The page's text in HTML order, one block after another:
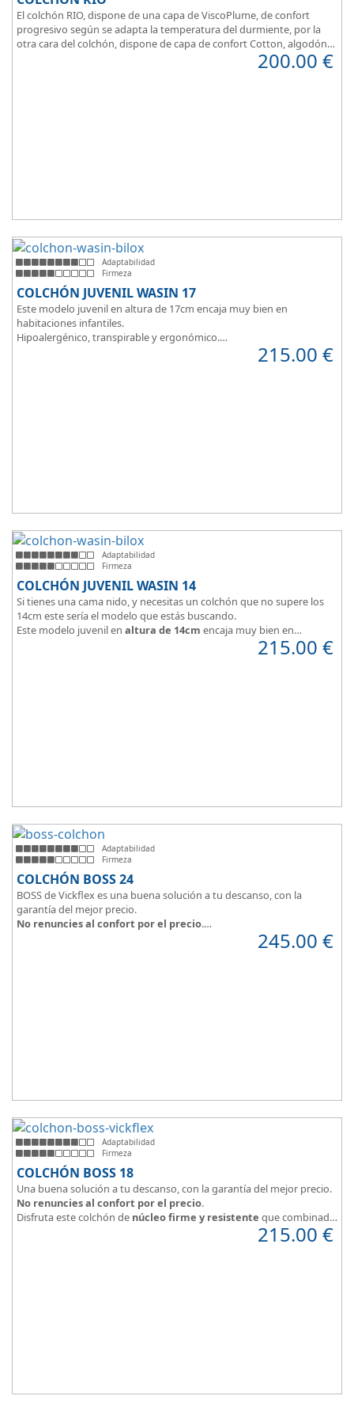
El colchón RIO, dispone de una capa de ViscoPlume, de confort
progresivo según se adapta la temperatura del durmiente, por la
otra cara del colchón, dispone de capa de confort Cotton, algodón
100% que brinda una sensación de confort inmediata.200.00 €
Adaptabilidad
Firmeza
COLCHÓN JUVENIL WASIN 17
Este modelo juvenil en altura de 17cm encaja muy bien en
habitaciones infantiles.
Hipoalergénico, transpirable y ergonómico.
215.00 €
Adaptabilidad
Firmeza
COLCHÓN JUVENIL WASIN 14
Si tienes una cama nido, y necesitas un colchón que no supere los
14cm este sería el modelo que estás buscando.
Este modelo juvenil en altura de 14cm encaja muy bien en
215.00 €
Adaptabilidad
Firmeza
COLCHÓN BOSS 24
BOSS de Vickflex es una buena solución a tu descanso, con la
garantía del mejor precio.
No renuncies al confort por el precio.
núcleo firme y resistenteque combinado
con su material viscoelástico ViscoPlume en ambas caras y algodón
245.00 €
Adaptabilidad
Firmeza
COLCHÓN BOSS 18
Una buena solución a tu descanso, con la garantía del mejor precio.
No renuncies al confort por el precio.
Disfruta este colchón de núcleo firme y resistente que combinado
con el material viscoelástico ViscoPlume en ambas caras y algodón
en cara de verano, consigue un descanso reparador y máximo
215.00 €